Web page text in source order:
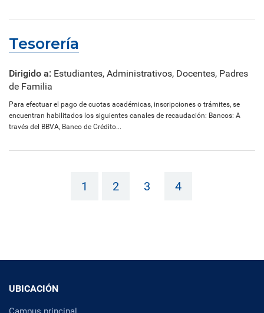
Tesorería
Dirigido a: Estudiantes, Administrativos, Docentes, Padres
de Familia
Para efectuar el pago de cuotas académicas, inscripciones o trámites, se
encuentran habilitados los siguientes canales de recaudación: Bancos: A
través del BBVA, Banco de Crédito...
1 2 3 4
UBICACIÓN